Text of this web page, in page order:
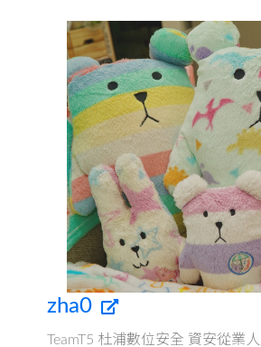
zha0
TeamT5 杜浦數位安全 資安從業